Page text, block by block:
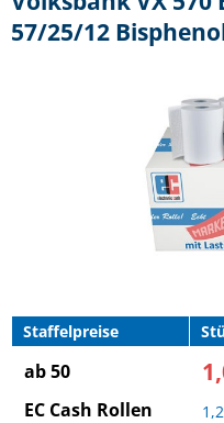
57/25/12
Staffelpreise
ab 50
EC Cash Rollen